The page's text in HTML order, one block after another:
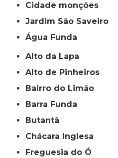
cidade monções
jardim São Saveiro
Água Funda
Alto da Lapa
Alto de Pinheiros
Bairro do Limão
Barra Funda
Butantã
Chácara Inglesa
Freguesia do Ó